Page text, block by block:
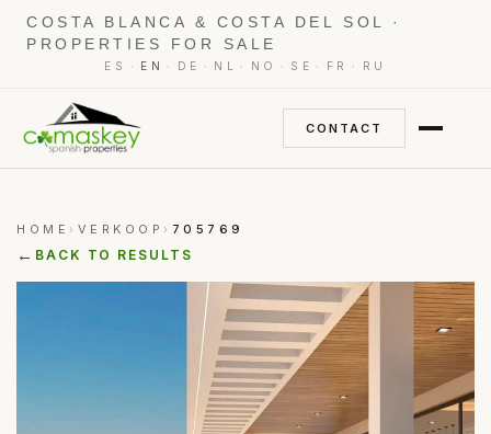
COSTA BLANCA & COSTA DEL SOL ·
PROPERTIES FOR SALE
ES · EN · DE · NL · NO · SE · FR · RU
CONTACT
HOME › VERKOOP › 705769
← BACK TO RESULTS